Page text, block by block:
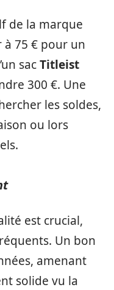
de la marque
75 € pour un
sacTitleist
300 €. Une
les soldes,
ou lors
est crucial,
Un bon
amenant
solide vu la